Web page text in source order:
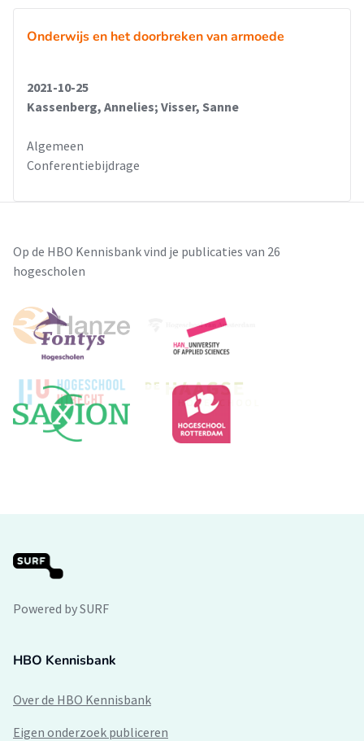
Onderwijs en het doorbreken van armoede
2021-10-25
Kassenberg, Annelies; Visser, Sanne
Algemeen
Conferentiebijdrage
Op de HBO Kennisbank vind je publicaties van 26
hogescholen
Powered by SURF
HBO Kennisbank
Over de HBO Kennisbank
Eigen onderzoek publiceren